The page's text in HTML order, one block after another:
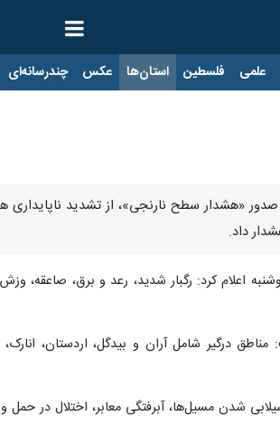
علمی فلسطین استان‌ها عکس چندرسانه‌ای
«هشدار سطح نارنجی»، از تشدید
داد.
اعلام کرد: رگبار شدید، رعد و برق،
درگیر شامل آران و بیدگل، اردستان، انارک،
شدن مسیل‌ها، آبرفتگی معابر، اختلال